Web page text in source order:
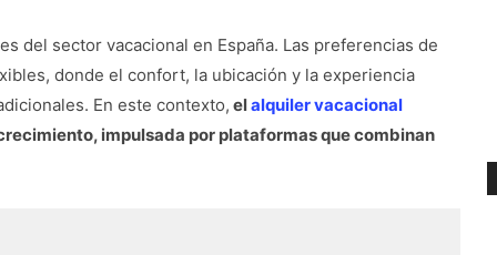
del sector vacacional en España. Las preferencias de
donde el confort, la ubicación y la experiencia
En este contexto, elalquiler vacacional
impulsada por plataformas que combinan